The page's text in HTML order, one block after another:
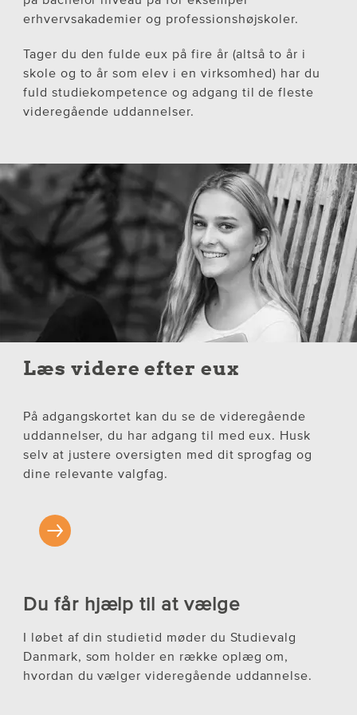
Kvalitet og service
muligheder som kontorelev
Salg og Service
Forretningsforståelse
Databehandling
Optimering af arbejdsprocesser
Se mere om de spændende
Salg og Service
Kommunikation
Forretningsforståelse
Databehandling
Optimering af arbejdsprocesser
Se mere om de spændende
muligheder som detailelev
erhvervsakademier og professionshøjskoler.
Tager du den fulde eux på fire år (altså to år i
skole og to år som elev i en virksomhed) har du
fuld studiekompetence og adgang til de fleste
videregående uddannelser.
Læs videre efter eux
På adgangskortet kan du se de videregående
uddannelser, du har adgang til med eux. Husk
selv at justere oversigten med dit sprogfag og
dine relevante valgfag.
Du får hjælp til at vælge
I løbet af din studietid møder du Studievalg
Danmark, som holder en række oplæg om,
hvordan du vælger videregående uddannelse.